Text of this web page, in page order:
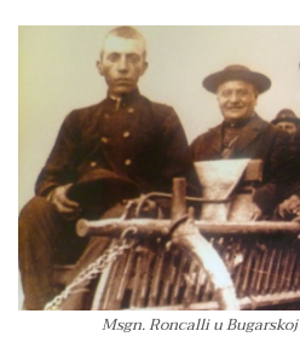
Msgn. Roncalli u Bugarskoj